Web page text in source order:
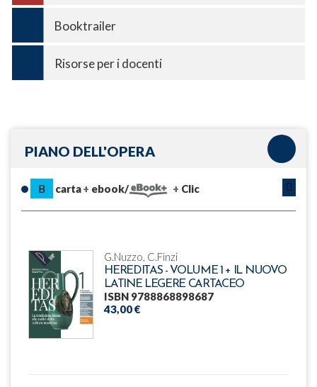
Booktrailer
Risorse per i docenti
PIANO DELL'OPERA
B carta ebook/ Clic
G.Nuzzo, C.Finzi
HEREDITAS - VOLUME 1 + IL NUOVO
LATINE LEGERE CARTACEO
ISBN 9788868898687
43,00 €